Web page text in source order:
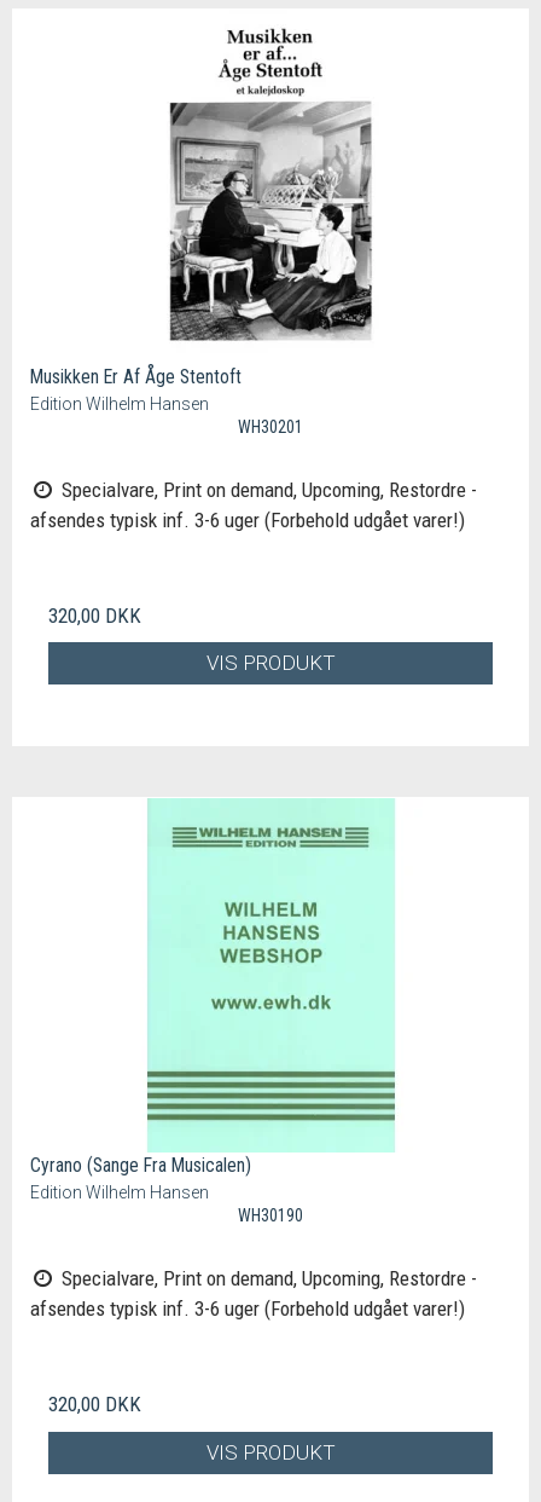
Musikken Er Af Åge Stentoft
Edition Wilhelm Hansen
WH30201
Specialvare, Print on demand, Upcoming, Restordre -
afsendes typisk inf. 3-6 uger (Forbehold udgået varer!)
320,00 DKK
VIS PRODUKT
Cyrano (Sange Fra Musicalen)
Edition Wilhelm Hansen
WH30190
Specialvare, Print on demand, Upcoming, Restordre -
afsendes typisk inf. 3-6 uger (Forbehold udgået varer!)
320,00 DKK
VIS PRODUKT